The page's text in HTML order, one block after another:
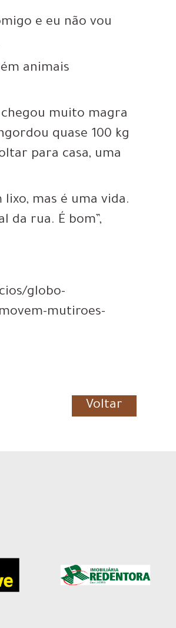
e eu não vou
animais
chegou muito magra
quase 100 kg
para casa, uma
lixo, mas é uma vida.
da rua. É bom”,
globo-
mutiroes-
Voltar